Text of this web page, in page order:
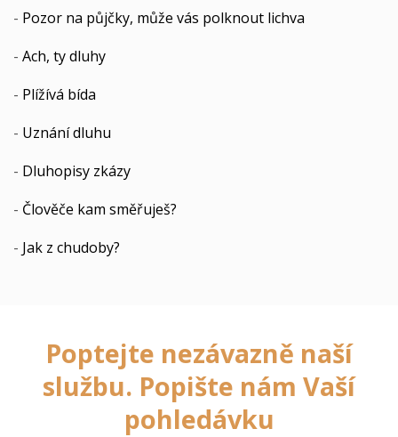
- Pozor na půjčky, může vás polknout lichva
- Ach, ty dluhy
- Plížívá bída
- Uznání dluhu
- Dluhopisy zkázy
- Člověče kam směřuješ?
- Jak z chudoby?
Poptejte nezávazně naší
službu. Popište nám Vaší
pohledávku